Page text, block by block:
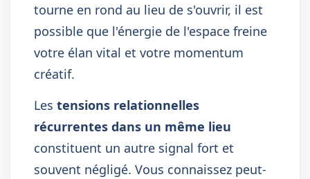
tourne en rond au lieu de s'ouvrir, il est
possible que l'énergie de l'espace freine
votre élan vital et votre momentum
créatif.
Les tensions relationnelles
récurrentes dans un même lieu
constituent un autre signal fort et
souvent négligé. Vous connaissez peut-